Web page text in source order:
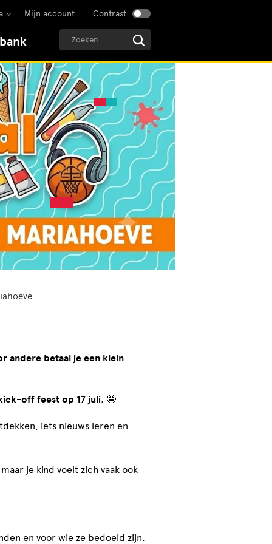
Mijn account Contrast
andere betaal je een klein
off feest op 17 juli. 🤩
iets nieuws leren en
je kind voelt zich vaak ook
en voor wie ze bedoeld zijn.